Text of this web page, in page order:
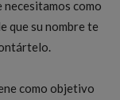
como
que su nombre te
como objetivo